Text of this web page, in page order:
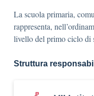
La scuola primaria,
rappresenta,
livello del primo ciclo di
Struttura